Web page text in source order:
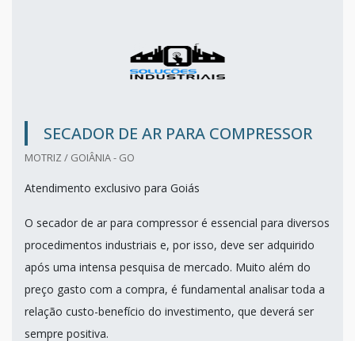
SECADOR DE AR PARA COMPRESSOR
MOTRIZ / GOIÂNIA - GO
Atendimento exclusivo para Goiás
O secador de ar para compressor é essencial para diversos
procedimentos industriais e, por isso, deve ser adquirido
após uma intensa pesquisa de mercado. Muito além do
preço gasto com a compra, é fundamental analisar toda a
relação custo-benefício do investimento, que deverá ser
sempre positiva.